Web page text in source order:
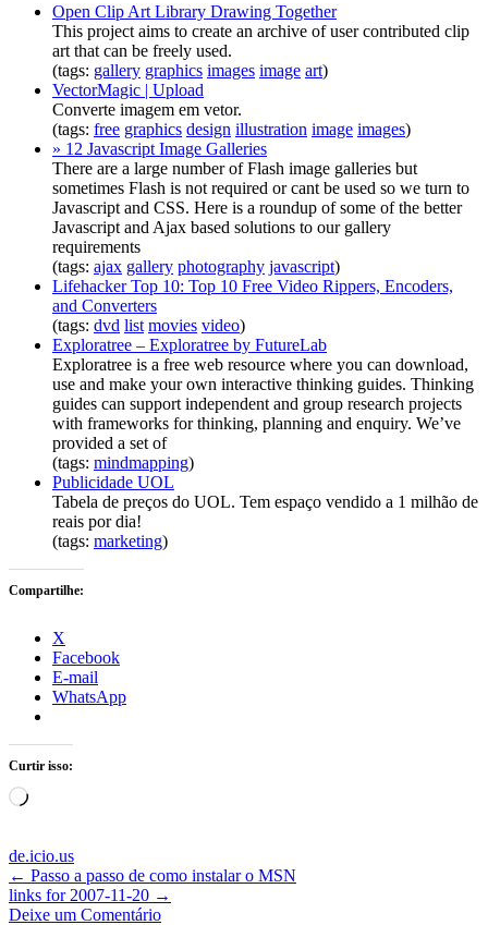
Open Clip Art Library Drawing Together
This project aims to create an archive of user contributed clip
art that can be freely used.
(tags: gallery graphics images image art)
VectorMagic | Upload
Converte imagem em vetor.
(tags: free graphics design illustration image images)
» 12 Javascript Image Galleries
There are a large number of Flash image galleries but
sometimes Flash is not required or cant be used so we turn to
Javascript and CSS. Here is a roundup of some of the better
Javascript and Ajax based solutions to our gallery
requirements
(tags: ajax gallery photography javascript)
Lifehacker Top 10: Top 10 Free Video Rippers, Encoders,
and Converters
(tags: dvd list movies video)
Exploratree – Exploratree by FutureLab
Exploratree is a free web resource where you can download,
use and make your own interactive thinking guides. Thinking
guides can support independent and group research projects
with frameworks for thinking, planning and enquiry. We’ve
provided a set of
(tags: mindmapping)
Publicidade UOL
Tabela de preços do UOL. Tem espaço vendido a 1 milhão de
reais por dia!
(tags: marketing)
Compartilhe:
X
Facebook
E-mail
WhatsApp
Curtir isso:
Carregando...
de.icio.us
← Passo a passo de como instalar o MSN
links for 2007-11-20 →
Deixe um Comentário